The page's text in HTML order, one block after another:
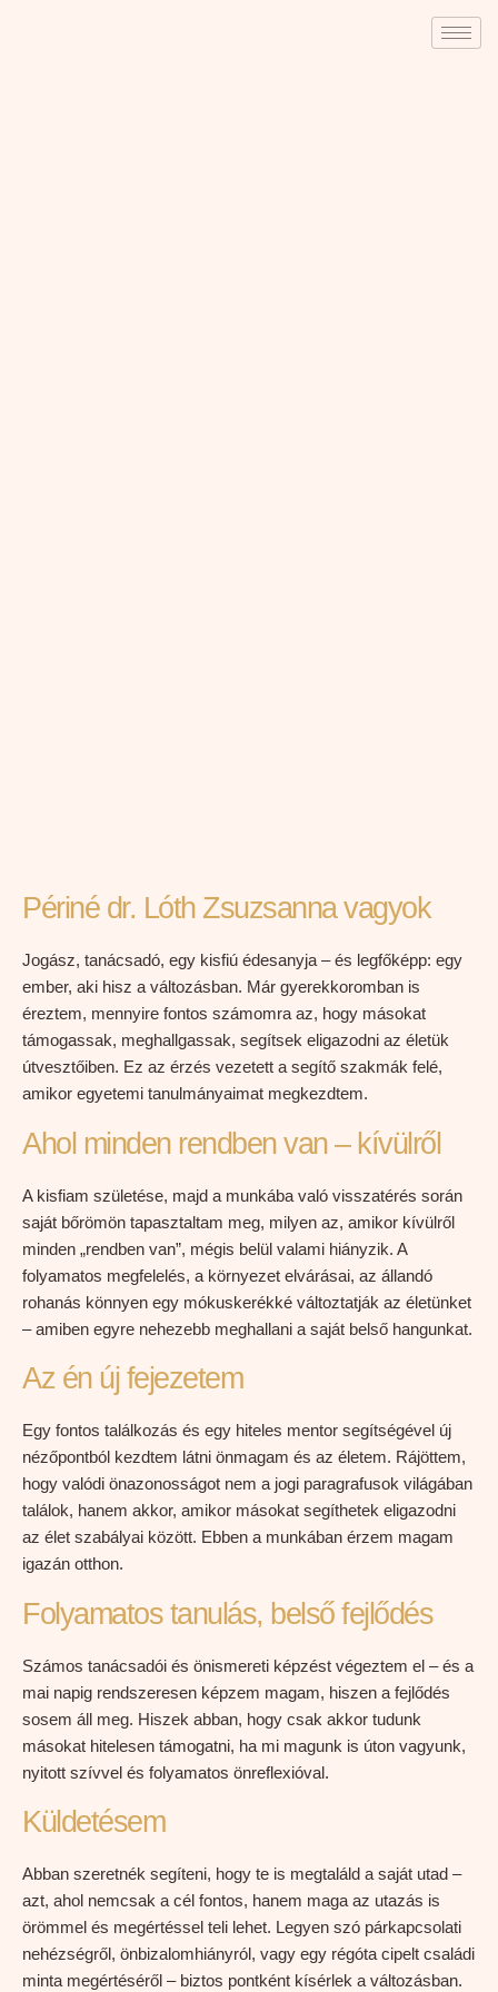
Périné dr. Lóth Zsuzsanna vagyok
Jogász, tanácsadó, egy kisfiú édesanyja – és legfőképp: egy
ember, aki hisz a változásban. Már gyerekkoromban is
éreztem, mennyire fontos számomra az, hogy másokat
támogassak, meghallgassak, segítsek eligazodni az életük
útvesztőiben. Ez az érzés vezetett a segítő szakmák felé,
amikor egyetemi tanulmányaimat megkezdtem.
Ahol minden rendben van – kívülről
A kisfiam születése, majd a munkába való visszatérés során
saját bőrömön tapasztaltam meg, milyen az, amikor kívülről
minden „rendben van”, mégis belül valami hiányzik. A
folyamatos megfelelés, a környezet elvárásai, az állandó
rohanás könnyen egy mókuskerékké változtatják az életünket
– amiben egyre nehezebb meghallani a saját belső hangunkat.
Az én új fejezetem
Egy fontos találkozás és egy hiteles mentor segítségével új
nézőpontból kezdtem látni önmagam és az életem. Rájöttem,
hogy valódi önazonosságot nem a jogi paragrafusok világában
találok, hanem akkor, amikor másokat segíthetek eligazodni
az élet szabályai között. Ebben a munkában érzem magam
igazán otthon.
Folyamatos tanulás, belső fejlődés
Számos tanácsadói és önismereti képzést végeztem el – és a
mai napig rendszeresen képzem magam, hiszen a fejlődés
sosem áll meg. Hiszek abban, hogy csak akkor tudunk
másokat hitelesen támogatni, ha mi magunk is úton vagyunk,
nyitott szívvel és folyamatos önreflexióval.
Küldetésem
Abban szeretnék segíteni, hogy te is megtaláld a saját utad –
azt, ahol nemcsak a cél fontos, hanem maga az utazás is
örömmel és megértéssel teli lehet. Legyen szó párkapcsolati
nehézségről, önbizalomhiányról, vagy egy régóta cipelt családi
minta megértéséről – biztos pontként kísérlek a változásban.